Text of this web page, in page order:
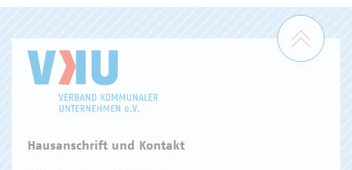
Zum
Hausanschrift und Kontakt